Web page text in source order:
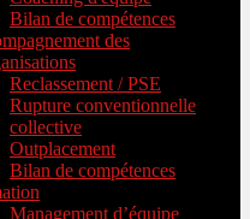
Bilan de compétences
des
Reclassement / PSE
Rupture conventionnelle
collective
Outplacement
Bilan de compétences
Management d’équipe